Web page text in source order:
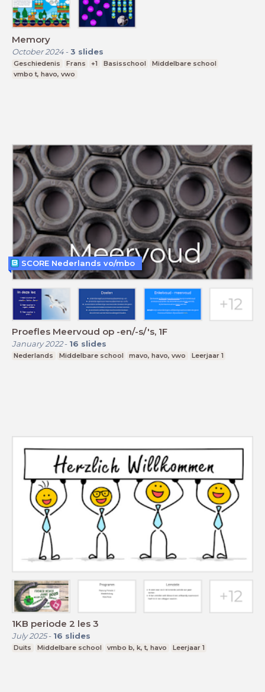
Memory
October 2024- 3 slides
Geschiedenis Frans +1 Basisschool
Middelbare school
vmbo t, havo, vwo
Proefles Meervoud op -en/-s/'s, 1F
January 2022- 16 slides
Nederlands Middelbare school mavo, havo, vwo Leerjaar 1
SCORE Nederlands vo/mbo
1KB periode 2 les 3
July 2025- 16 slides
Duits Middelbare school vmbo b, k, t, havo Leerjaar 1